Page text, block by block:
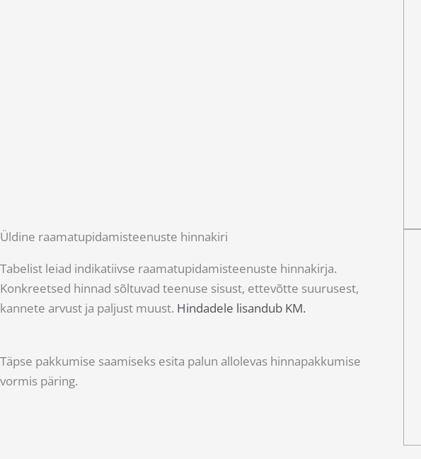
Üldine raamatupidamisteenuste hinnakiri
Tabelist leiad indikatiivse raamatupidamisteenuste hinnakirja.
Konkreetsed hinnad sõltuvad teenuse sisust, ettevõtte suurusest,
kannete arvust ja paljust muust. Hindadele lisandub KM.
Täpse pakkumise saamiseks esita palun allolevas hinnapakkumise
vormis päring.